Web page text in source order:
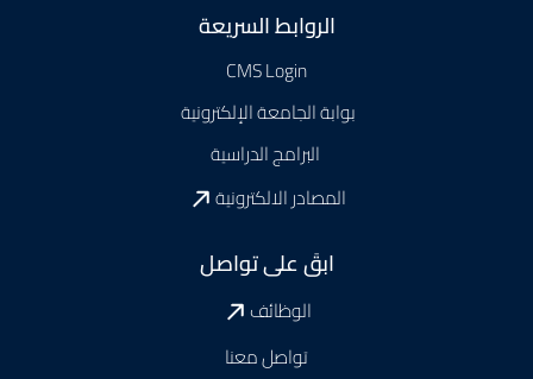
الروابط السريعة
CMS Login
بوابة الجامعة الإلكترونية
البرامج الدراسية
المصادر الالكترونية
ابقَ على تواصل
الوظائف
تواصل معنا